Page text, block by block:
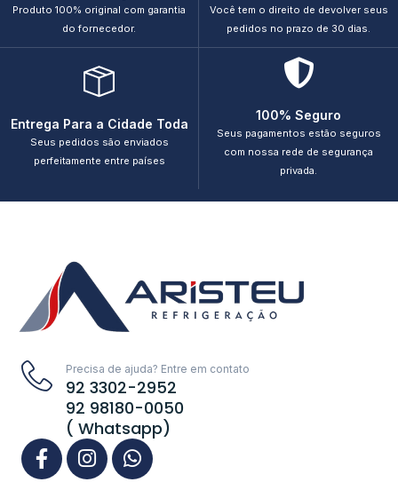
Produto 100% original com garantia
do fornecedor.
Você tem o direito de devolver seus
pedidos no prazo de 30 dias.
Entrega Para a Cidade Toda
Seus pedidos são enviados
perfeitamente entre países
100% Seguro
Seus pagamentos estão seguros
com nossa rede de segurança
privada.
Precisa de ajuda? Entre em contato
92 3302-2952
92 98180-0050
( Whatsapp)